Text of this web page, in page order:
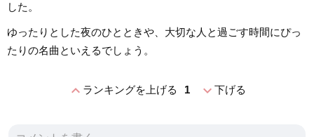
した。
ゆったりとした夜のひとときや、大切な人と過ごす時間にぴっ
たりの名曲といえるでしょう。
expand_lessランキングを上げる 1 expand_more下げる